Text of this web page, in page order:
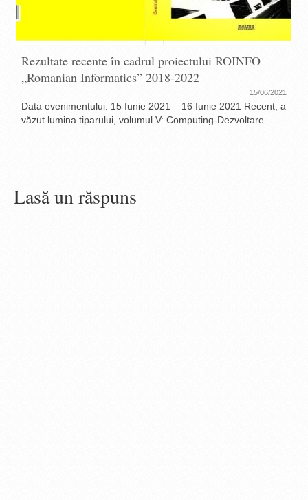
Rezultate recente în cadrul proiectului ROINFO
„Romanian Informatics” 2018-2022
15/06/2021
Data evenimentului: 15 Iunie 2021 – 16 Iunie 2021 Recent, a
văzut lumina tiparului, volumul V: Computing-Dezvoltare...
Lasă un răspuns